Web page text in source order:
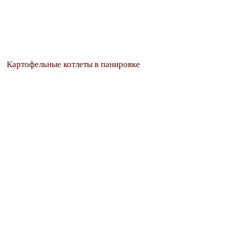
Картофельные котлеты в панировке